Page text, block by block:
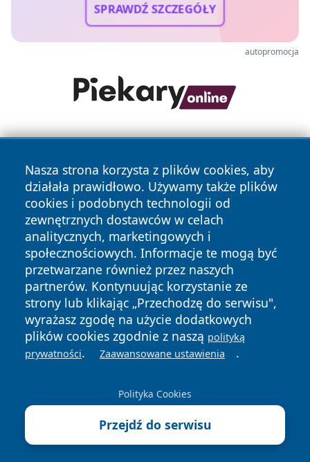
SPRAWDŹ SZCZEGÓŁY
autopromocja
Nasza strona korzysta z plików cookies, aby
działała prawidłowo. Używamy także plików
cookies i podobnych technologii od
zewnętrznych dostawców w celach
analitycznych, marketingowych i
społecznościowych. Informacje te mogą być
przetwarzane również przez naszych
partnerów. Kontynuując korzystanie ze
strony lub klikając „Przechodzę do serwisu",
wyrażasz zgodę na użycie dodatkowych
plików cookies zgodnie z naszą polityką
prywatności. Zaawansowane ustawienia .
Polityka Cookies
Przejdź do serwisu
Copyright © 2026 wrotatarnowa.pl Wszystkie prawa
zastrzeżone.
News Autorzy
Polityka
Prywatności
Polityka
Cookies